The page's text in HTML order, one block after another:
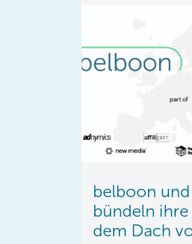
belboon
bündeln
dem Dach